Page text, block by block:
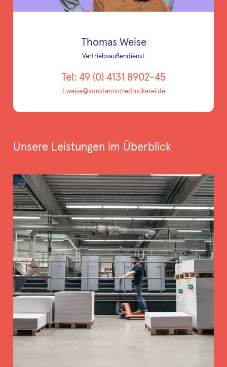
Thomas Weise
Vertriebsaußendienst
Tel: 49 (0) 4131 8902-45
t.weise@vonsternschedruckerei.de
Unsere Leistungen im Überblick